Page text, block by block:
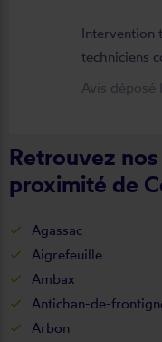
Intervention
techniciens
Avis
Retrouvez
proximité de
Agassac
Aigrefeuille
Ambax
Antichan-de-
Arbon